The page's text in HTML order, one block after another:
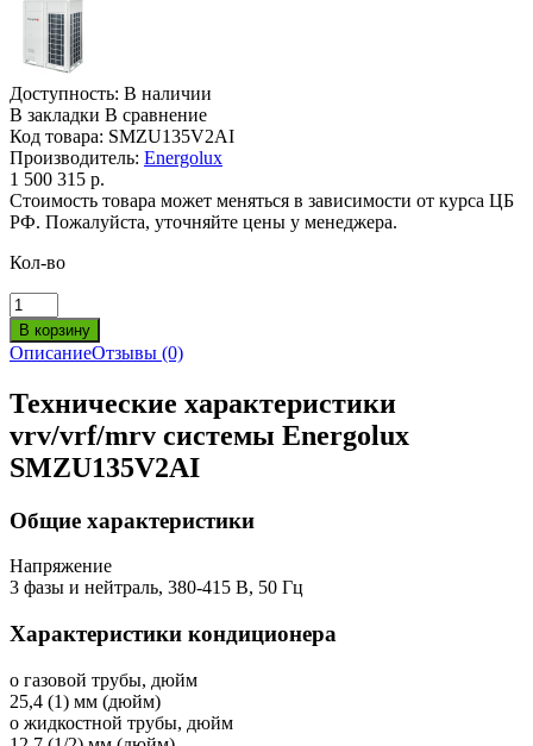
Доступность: В наличии
В закладки В сравнение
Код товара: SMZU135V2AI
Производитель: Energolux
1 500 315 р.
Стоимость товара может меняться в зависимости от курса ЦБ
РФ. Пожалуйста, уточняйте цены у менеджера.
Кол-во
ОписаниеОтзывы (0)
Технические характеристики
vrv/vrf/mrv системы Energolux
SMZU135V2AI
Общие характеристики
Напряжение
3 фазы и нейтраль, 380-415 В, 50 Гц
Характеристики кондиционера
o газовой трубы, дюйм
25,4 (1) мм (дюйм)
o жидкостной трубы, дюйм